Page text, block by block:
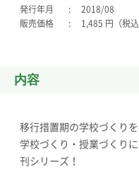
発行年月
2018/08
販売価格
1,485 円（税込
内容
移行措置期の学校づくり
学校づくり・授業づくり
刊シリーズ！